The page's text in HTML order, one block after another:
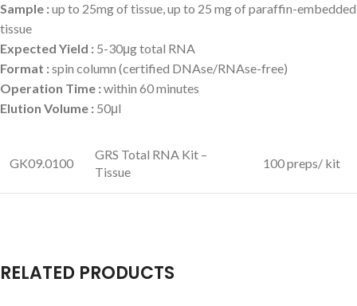
Sample :up to 25mg of tissue, up to 25 mg of paraffin-embedded
tissue
Expected Yield : 5-30μg total RNA
Format :spin column (certified DNAse/RNAse-free)
Operation Time :within 60 minutes
Elution Volume : 50μl
GK09.0100
GRS Total RNA Kit –
Tissue
100 preps/ kit
RELATED PRODUCTS